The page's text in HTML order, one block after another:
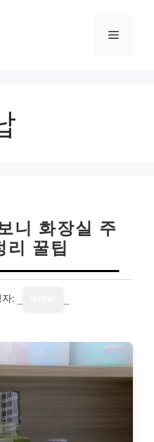
메
니 화장실 주
리 꿀팁
자: